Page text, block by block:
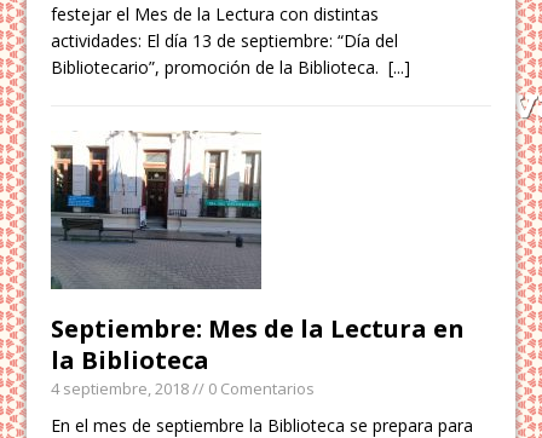
festejar el Mes de la Lectura con distintas
actividades: El día 13 de septiembre: “Día del
Bibliotecario”, promoción de la Biblioteca.[...]
Septiembre: Mes de la Lectura en
la Biblioteca
4 septiembre, 2018// 0 Comentarios
En el mes de septiembre la Biblioteca se prepara para